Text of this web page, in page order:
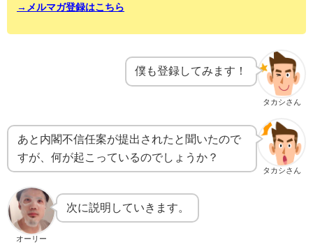
→メルマガ登録はこちら
タカシさん
僕も登録してみます！
タカシさん
あと内閣不信任案が提出されたと聞いたので
すが、何が起こっているのでしょうか？
オーリー
次に説明していきます。